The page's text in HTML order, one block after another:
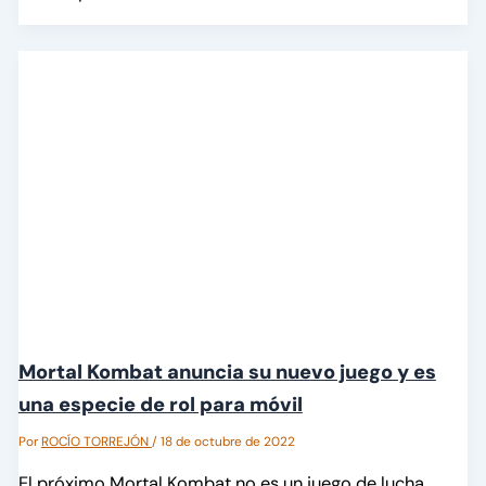
Mortal Kombat anuncia su nuevo juego y es
una especie de rol para móvil
PorROCÍO TORREJÓN/18 de octubre de 2022